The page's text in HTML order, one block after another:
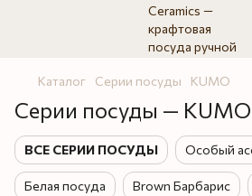
Каталог Серии посуды KUMO
Серии посуды — KUMO
ВСЕ СЕРИИ ПОСУДЫ Особый
Белая посуда Brown Барбарис